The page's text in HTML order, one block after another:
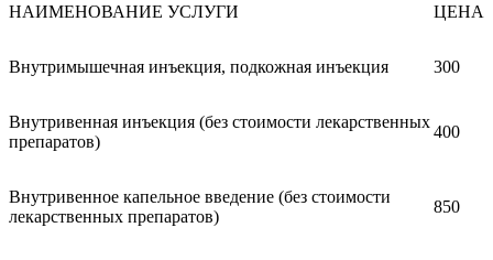
НАИМЕНОВАНИЕ УСЛУГИ ЦЕНА
Внутримышечная инъекция, подкожная инъекция 300
Внутривенная инъекция (без стоимости лекарственных
препаратов)
400
Внутривенное капельное введение (без стоимости
лекарственных препаратов)
850